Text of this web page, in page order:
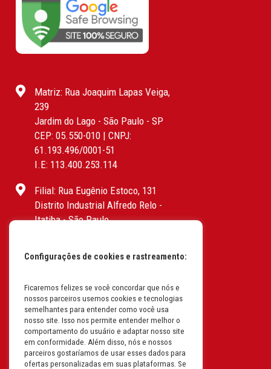
Matriz: Rua Joaquim Lapas Veiga,
239
Jardim do Lago - São Paulo - SP
CEP: 05.550-010 | CNPJ:
61.193.496/0001-51
I.E: 113.400.253.114
Filial: Rua Eugênio Estoco, 131
Distrito Industrial Alfredo Relo -
Itatiba - São Paulo
I.E: 382.096.357.1147
Filial: Av. Odila Chaves Rodrigues,
1277
Parque industrial RM - Condomínio
Therapark - Jundiaí - São Paulo
CEP: 13.213-087 | CNPJ:
61.193.496/0018-08
Configurações de cookies e rastreamento:
Ficaremos felizes se você concordar que nós e
nossos parceiros usemos cookies e tecnologias
semelhantes para entender como você usa
nosso site. Isso nos permite entender melhor o
comportamento do usuário e adaptar nosso site
em conformidade. Além disso, nós e nossos
parceiros gostaríamos de usar esses dados para
ofertas personalizadas em suas plataformas. Se